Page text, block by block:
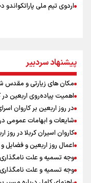
اردوی تیم ملی پاراتکواندو
عملیات تجهیز کتابخانه
نظامی صهیونیست و زخمی شدن ۷
پزشکیان: فلسطین هرگز از
از هر تصمیم رهبران
بازگشت روان دو میلیون و
چه کسی باید قیمت‌ها را
زائران اربعین حسینی در
پیشنهاد سردبیر
مکان های زیارتی و مقدس
اهمیت پیاده‌روی اربعین در
در روز اربعین بر کاروان
شایعات و ابهامات عمومی
کاروان اسیران کربلا در
اعمال روز اربعین و فضایل
وجه تسمیه و علت
وجه تسمیه و علت